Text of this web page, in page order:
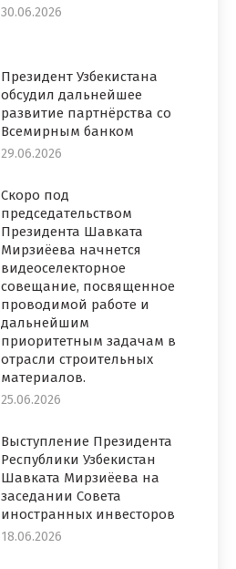
30.06.2026
Президент Узбекистана
обсудил дальнейшее
развитие партнёрства со
Всемирным банком
29.06.2026
Скоро под
председательством
Президента Шавката
Мирзиёева начнется
видеоселекторное
совещание, посвященное
проводимой работе и
дальнейшим
приоритетным задачам в
отрасли строительных
материалов.
25.06.2026
Выступление Президента
Республики Узбекистан
Шавката Мирзиёева на
заседании Совета
иностранных инвесторов
18.06.2026